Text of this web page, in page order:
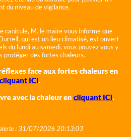
du niveau de vigilance.
canicule, M. le maire vous informe que
qui est un lieu climatisé, est ouvert
du lundi au samedi, vous pouvez vous y
protéger des fortes chaleurs.
face aux fortes chaleurs en
cliquant ICI.
avec la chaleur en cliquant ICI.
: 31/07/2026 20:13:03